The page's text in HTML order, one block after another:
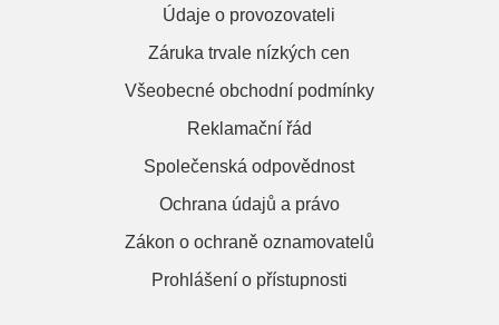
Údaje o provozovateli
Záruka trvale nízkých cen
Všeobecné obchodní podmínky
Reklamační řád
Společenská odpovědnost
Ochrana údajů a právo
Zákon o ochraně oznamovatelů
Prohlášení o přístupnosti